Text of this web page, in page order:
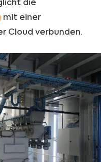
die
mit einer
Cloud verbunden.